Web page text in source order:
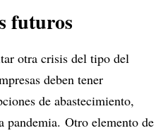
futuros
otra crisis del tipo del
deben tener
de abastecimiento,
pandemia. Otro elemento de